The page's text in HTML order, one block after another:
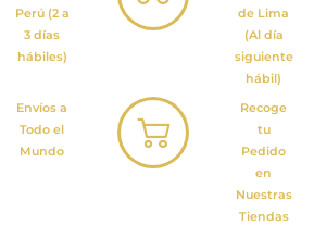
Perú (2 a
3 días
hábiles)
de Lima
(Al día
siguiente
hábil)
Envíos a
Todo el
Mundo
Recoge
tu
Pedido
en
Nuestras
Tiendas